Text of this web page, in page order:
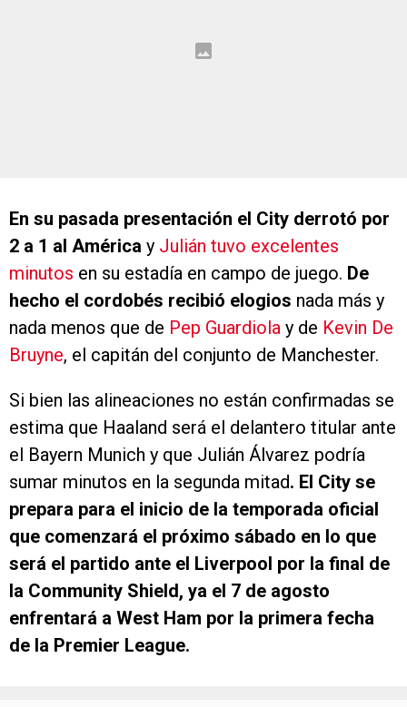
En su pasada presentación el City derrotó por
2 a 1 al América y Julián tuvo excelentes
minutos en su estadía en campo de juego. De
hecho el cordobés recibió elogios nada más y
nada menos que de Pep Guardiola y de Kevin De
Bruyne, el capitán del conjunto de Manchester.
Si bien las alineaciones no están confirmadas se
estima que Haaland será el delantero titular ante
el Bayern Munich y que Julián Álvarez podría
sumar minutos en la segunda mitad. El City se
prepara para el inicio de la temporada oficial
que comenzará el próximo sábado en lo que
será el partido ante el Liverpool por la final de
la Community Shield, ya el 7 de agosto
enfrentará a West Ham por la primera fecha
de la Premier League.